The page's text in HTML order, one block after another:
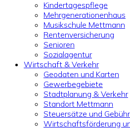
Kindertagespflege
Mehrgenerationenhaus
Musikschule Mettmann
Rentenversicherung
Senioren
Sozialagentur
Wirtschaft & Verkehr
Geodaten und Karten
Gewerbegebiete
Stadtplanung & Verkehr
Standort Mettmann
Steuersätze und
Wirtschaftsförderung